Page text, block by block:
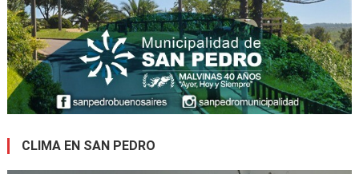
CLIMA EN SAN PEDRO